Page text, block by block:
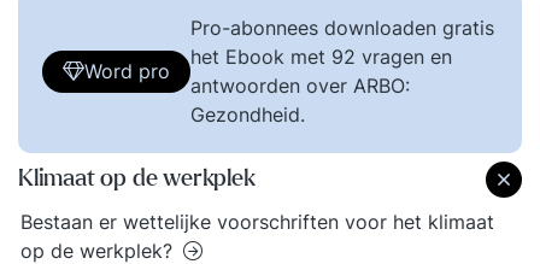
Word pro
Pro-abonnees downloaden gratis
het Ebook met 92 vragen en
antwoorden over ARBO:
Gezondheid.
Klimaat op de werkplek
Bestaan er wettelijke voorschriften voor het klimaat
op de werkplek?